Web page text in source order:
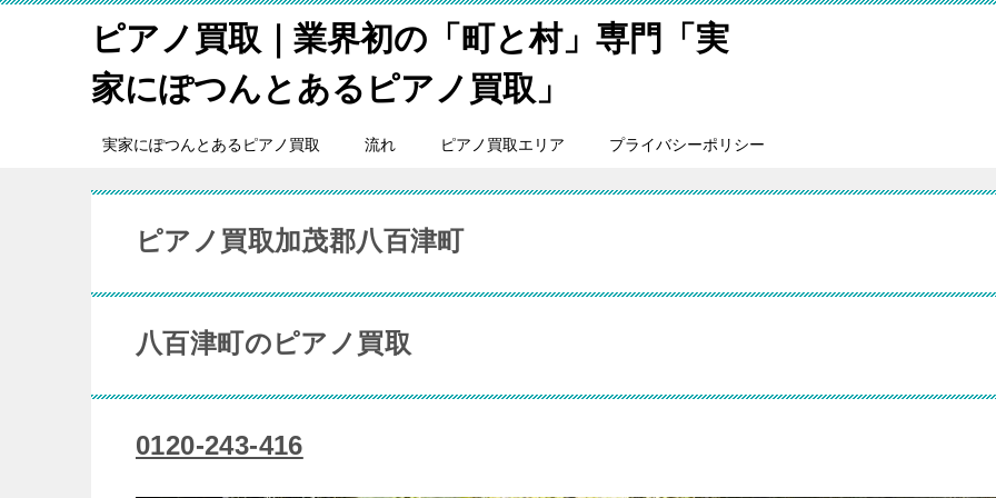
ピアノ買取｜業界初の「町と村」専門「実
家にぽつんとあるピアノ買取」
実家にぽつんとあるピアノ買取 流れ ピアノ買取エリア プライバシーポリシー
ピアノ買取加茂郡八百津町
八百津町のピアノ買取
0120-243-416